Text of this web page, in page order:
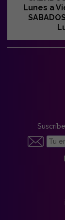
Lunes a